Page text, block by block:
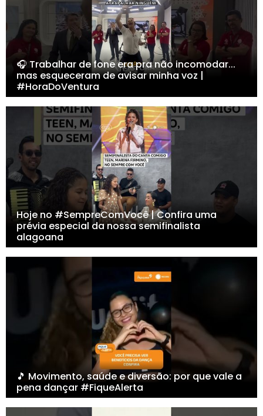
🎧 Trabalhar de fone era pra não incomodar...
mas esqueceram de avisar minha voz |
#HoraDoVentura
Hoje no #SempreComVocê | Confira uma
prévia especial da nossa semifinalista
alagoana
🎵 Movimento, saúde e diversão: por que vale a
pena dançar #FiqueAlerta